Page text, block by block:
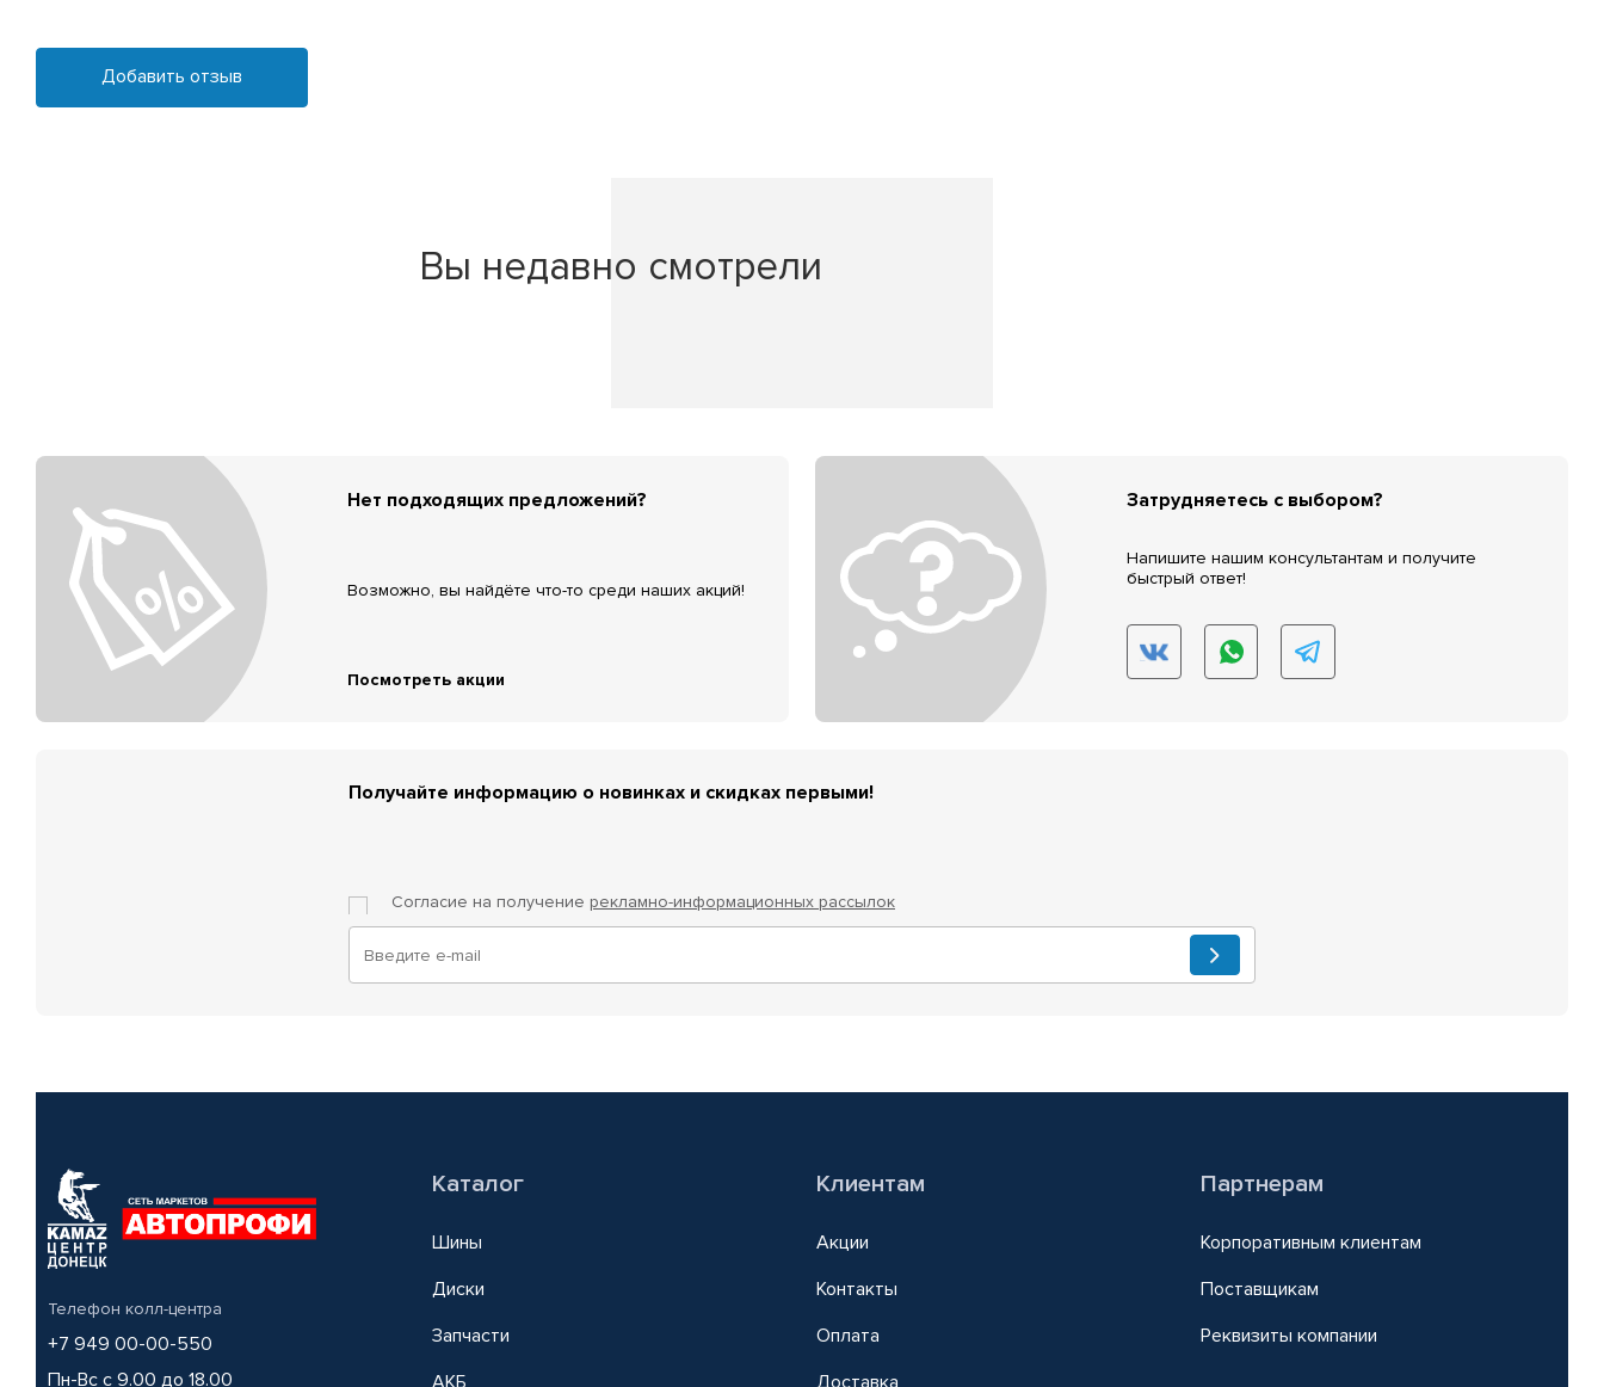
Добавить отзыв
Вы недавно смотрели
Нет подходящих предложений?
Возможно, вы найдёте что-то среди наших акций!
Посмотреть акции
Затрудняетесь с выбором?
Напишите нашим консультантам и получите
быстрый ответ!
Получайте информацию о новинках и скидках первыми!
Согласие на получение рекламно-информационных рассылок
Телефон колл-центра
+7 949 00-00-550
Пн-Вс с 9.00 до 18.00
Каталог
Шины
Диски
Запчасти
АКБ
Клиентам
Акции
Контакты
Оплата
Доставка
Партнерам
Корпоративным клиентам
Поставщикам
Реквизиты компании